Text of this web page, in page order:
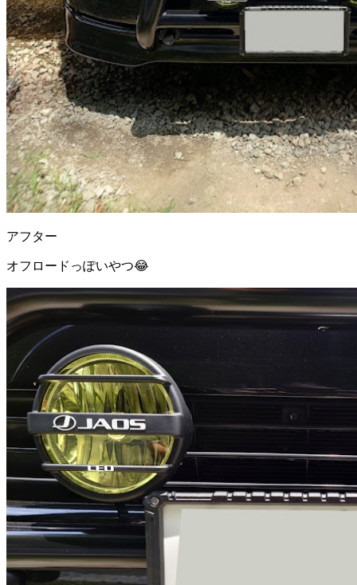
アフター
オフロードっぽいやつ😂